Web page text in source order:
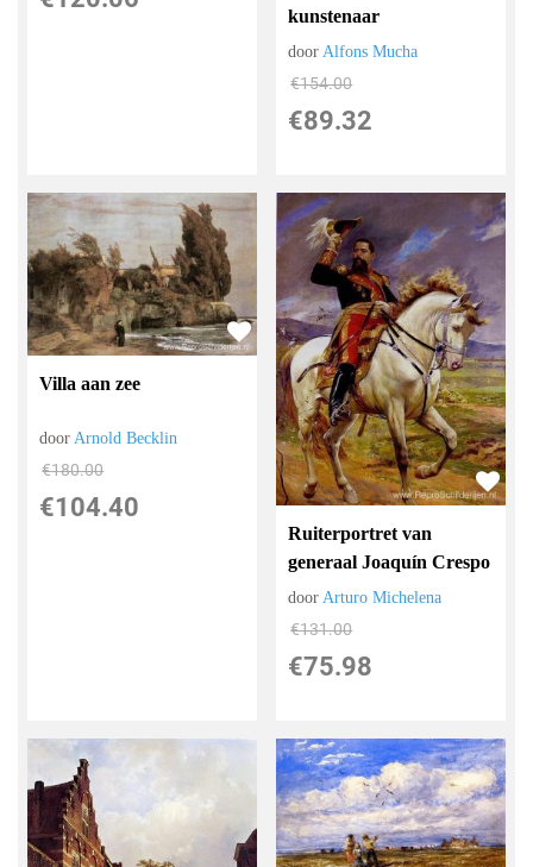
kunstenaar
doorAlfons Mucha
€154.00
€89.32
Villa aan zee
door Arnold Becklin
€180.00
€104.40
Ruiterportret van
generaal Joaquín Crespo
doorArturo Michelena
€131.00
€75.98